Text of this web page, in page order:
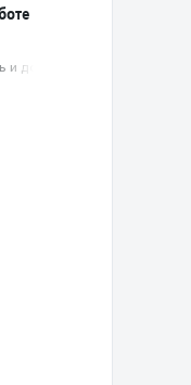
и доброволь­чест­во